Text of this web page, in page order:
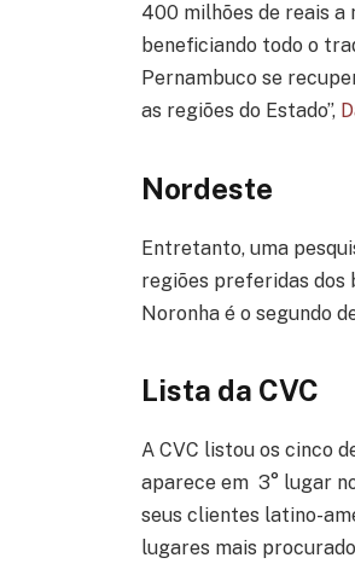
400 milhões de reais a
beneficiando todo o
Pernambuco se
as regiões do Estado”,
Nordeste
Entretanto, uma
regiões preferidas dos
Noronha é o segundo
Lista da CVC
A CVC listou os cinco
aparece em 3° lugar
seus clientes latino-
lugares mais